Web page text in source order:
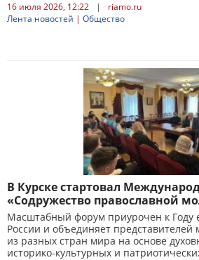
16 июля 2026, 12:22 |
riamo.ru
Лента новостей | Общество
В Курске стартовал
«Содружество православной
Масштабный форум приурочен к Году
России и объединяет представителей
из разных стран мира на основе
историко-культурных и